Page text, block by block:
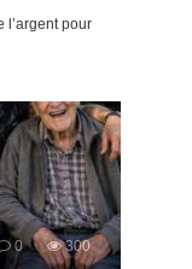
l’argent pour
0 300